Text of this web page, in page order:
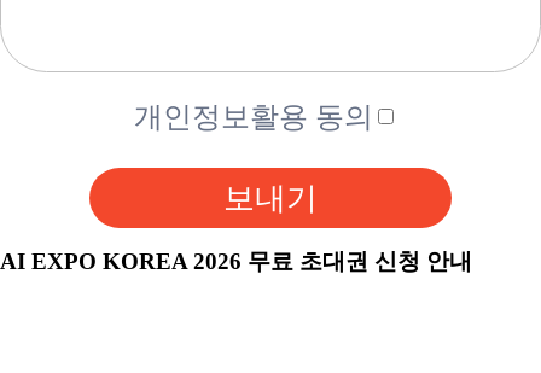
개인정보활용 동의
보내기
AI EXPO KOREA 2026 무료 초대권 신청 안내